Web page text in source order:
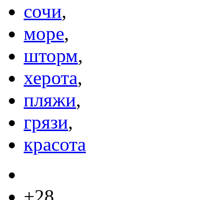
сочи,
море,
шторм,
херота,
пляжи,
грязи,
красота